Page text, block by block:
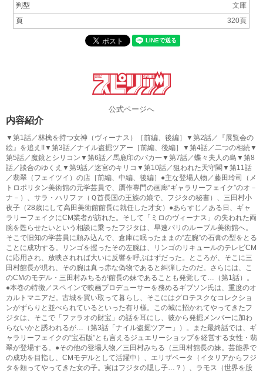
判型
文庫
頁
320頁
公式ページへ
内容紹介
▼第1話／林檎を持つ女神（ヴィーナス）［前編、後編］▼第2話／『展覧会の
絵』を追え!!▼第3話／ナイル盗掘ツアー［前編、後編］▼第4話／二つの相続▼
第5話／魔鏡とシリコン▼第6話／馬鹿印のバカ一▼第7話／蝶々夫人の島▼第8
話／談合のゆくえ▼第9話／迷宮のキリコ▼第10話／狙われた天守閣▼第11話
／翡翠（フェイツイ）の店［前編、中編、後編］●主な登場人物／藤田玲司（メ
トロポリタン美術館の元学芸員で、贋作専門の画廊“ギャラリーフェイク”のオ－
ナ－）、サラ・ハリファ（Ｑ首長国の王族の娘で、フジタの秘書）、三田村小
夜子（28歳にして高田美術館館長に就任した才女）●あらすじ／ある日、ギャ
ラリーフェイクにCM業者が訪れた。そして「ミロのヴィーナス」の失われた両
腕を甦らせたいという相談に乗ったフジタは、早速パリのルーブル美術館へ。
そこで旧知の学芸員に頼み込んで、倉庫に眠ったままの“左腕”の石膏の型をとる
ことに成功する。リンゴを握ったその左腕は、リンゴのリキュールのテレビCM
に応用され、放映されれば大いに反響を呼ぶはずだった。ところが、そこに三
田村館長が現れ、その腕は真っ赤な偽物であると糾弾したのだ。さらには、こ
のCMのモデル・三田村みちるが館長の妹であることも発覚して…（第1話）。
●本巻の特徴／スペインで映画プロデューサーを務めるギブソン氏は、重度のオ
カルトマニアだ。古城を買い取って暮らし、そこにはグロテスクなコレクショ
ンがずらりと並べられているといった有り様。この城に招かれてやってきたフ
ジタは、そこで「ファラオの財宝」の話を耳にし、彼から発掘メンバーに加わ
らないかと誘われるが…（第3話「ナイル盗掘ツアー」）。また最終話では、ギ
ャラリーフェイクの“宝石版”とも言えるジュエリーショップを経営する女性・翡
翠が登場する。●その他の登場人物／三田村みちる（三田村館長の妹。芸能界で
の成功を目指し、CMモデルとして活躍中）、エリザベータ（イタリアからフジ
タを頼ってやってきた女の子。実はフジタの隠し子…？）、ラモス（世界を股